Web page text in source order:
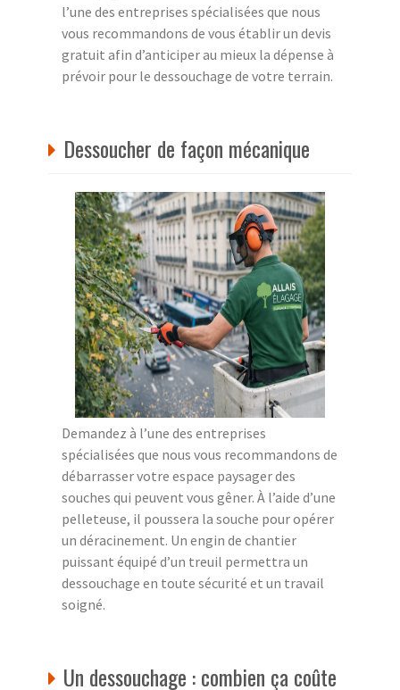
l’une des entreprises spécialisées que nous
vous recommandons de vous établir un devis
gratuit afin d’anticiper au mieux la dépense à
prévoir pour le dessouchage de votre terrain.
Dessoucher de façon mécanique
Demandez à l’une des entreprises
spécialisées que nous vous recommandons de
débarrasser votre espace paysager des
souches qui peuvent vous gêner. À l’aide d’une
pelleteuse, il poussera la souche pour opérer
un déracinement. Un engin de chantier
puissant équipé d’un treuil permettra un
dessouchage en toute sécurité et un travail
soigné.
Un dessouchage : combien ça coûte